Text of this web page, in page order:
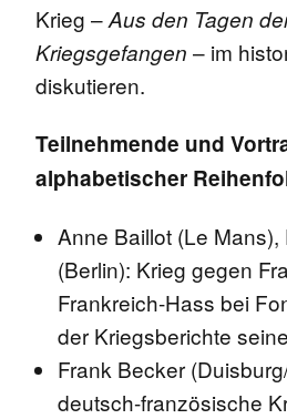
Krieg –Aus den Tagen
Kriegsgefangen – im
diskutieren.
Teilnehmende und
alphabetischer
Anne Baillot (Le
(Berlin): Krieg gegen
Frankreich-Hass bei
der Kriegsberichte
Frank Becker
deutsch-französische